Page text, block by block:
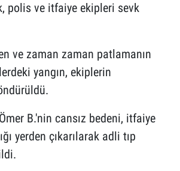
polis ve itfaiye ekipleri sevk
ve zaman zaman patlamanın
yangın, ekiplerin
B.'nin cansız bedeni, itfaiye
yerden çıkarılarak adli tıp